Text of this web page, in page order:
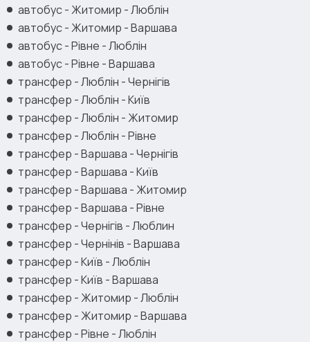
автобус - Житомир - Люблін
автобус - Житомир - Варшава
автобус - Рівне - Люблін
автобус - Рівне - Варшава
трансфер - Люблін - Чернігів
трансфер - Люблін - Київ
трансфер - Люблін - Житомир
трансфер - Люблін - Рівне
трансфер - Варшава - Чернігів
трансфер - Варшава - Київ
трансфер - Варшава - Житомир
трансфер - Варшава - Рівне
трансфер - Чернігів - Люблин
трансфер - Чернінів - Варшава
трансфер - Київ - Люблін
трансфер - Київ - Варшава
трансфер - Житомир - Люблін
трансфер - Житомир - Варшава
трансфер - Рівне - Люблін